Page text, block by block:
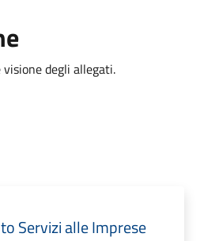
degli allegati.
Servizi alle Imprese